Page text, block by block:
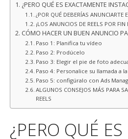
¿PERO QUÉ ES EXACTAMENTE
¿POR QUÉ DEBERÍAS ANUNCIARTE
¡LOS ANUNCIOS DE REELS POR
CÓMO HACER UN BUEN ANUNCIO
Paso 1: Planifica tu vídeo
Paso 2: Prodúcelo
Paso 3: Elegir el pie de foto
Paso 4: Personalice su llamada a
Paso 5: configúralo con Ads
ALGUNOS CONSEJOS MÁS PARA
REELS
¿PERO QUÉ ES